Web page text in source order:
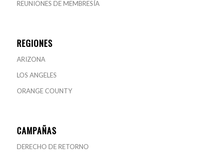
REUNIONES DE MEMBRESÍA
REGIONES
ARIZONA
LOS ANGELES
ORANGE COUNTY
CAMPAÑAS
DERECHO DE RETORNO